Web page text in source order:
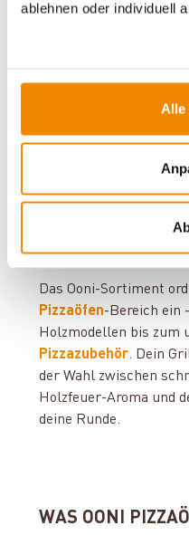
ablehnen oder individuell
Alle
Öfen mitCordierit-
erreichen und Pizzen
Propangas und 50
und Hybrid-Öfen
und Brennstoffe wie
Hartholzpellets.
Das Ooni-Sortiment
Pizzaöfen-Bereich ein
Holzmodellen bis zum
Pizzazubehör. Dein
der Wahl zwischen
Holzfeuer-Aroma und
deine Runde.
WAS OONI